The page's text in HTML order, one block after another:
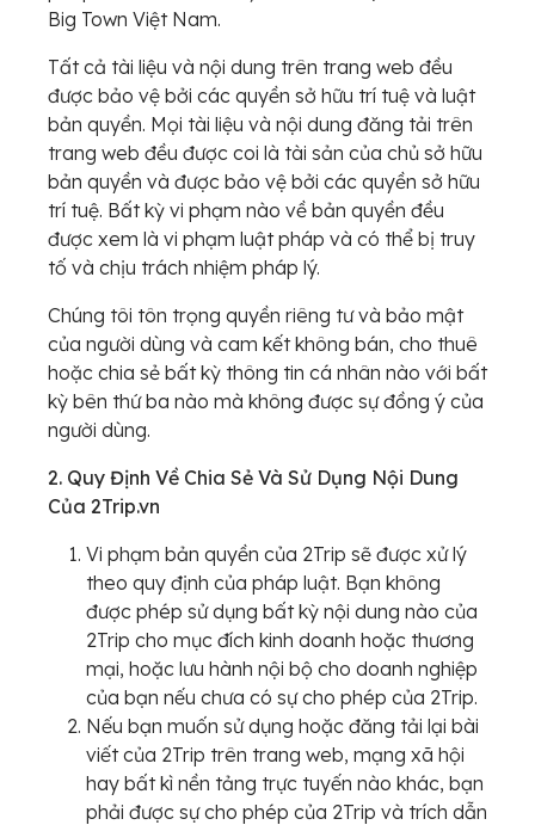
Big Town Việt Nam.
Tất cả tài liệu và nội dung trên trang web đều
được bảo vệ bởi các quyền sở hữu trí tuệ và luật
bản quyền. Mọi tài liệu và nội dung đăng tải trên
trang web đều được coi là tài sản của chủ sở hữu
bản quyền và được bảo vệ bởi các quyền sở hữu
trí tuệ. Bất kỳ vi phạm nào về bản quyền đều
được xem là vi phạm luật pháp và có thể bị truy
tố và chịu trách nhiệm pháp lý.
Chúng tôi tôn trọng quyền riêng tư và bảo mật
của người dùng và cam kết không bán, cho thuê
hoặc chia sẻ bất kỳ thông tin cá nhân nào với bất
kỳ bên thứ ba nào mà không được sự đồng ý của
người dùng.
2. Quy Định Về Chia Sẻ Và Sử Dụng Nội Dung
Của 2Trip.vn
Vi phạm bản quyền của 2Trip sẽ được xử lý
theo quy định của pháp luật. Bạn không
được phép sử dụng bất kỳ nội dung nào của
2Trip cho mục đích kinh doanh hoặc thương
mại, hoặc lưu hành nội bộ cho doanh nghiệp
của bạn nếu chưa có sự cho phép của 2Trip.
Nếu bạn muốn sử dụng hoặc đăng tải lại bài
viết của 2Trip trên trang web, mạng xã hội
hay bất kì nền tảng trực tuyến nào khác, bạn
phải được sự cho phép của 2Trip và trích dẫn